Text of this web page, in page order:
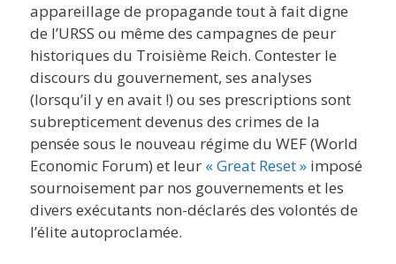
appareillage de propagande tout à fait digne
de l’URSS ou même des campagnes de peur
historiques du Troisième Reich. Contester le
discours du gouvernement, ses analyses
(lorsqu’il y en avait !) ou ses prescriptions sont
subrepticement devenus des crimes de la
pensée sous le nouveau régime du WEF (World
Economic Forum) et leur « Great Reset » imposé
sournoisement par nos gouvernements et les
divers exécutants non-déclarés des volontés de
l’élite autoproclamée.